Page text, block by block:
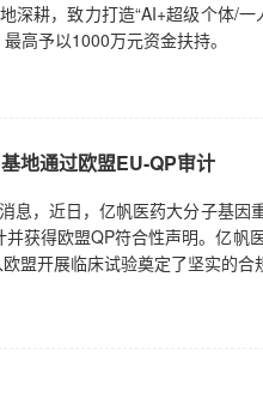
深耕，致力打造“AI+超级个体/
高予以1000万元资金扶持。
地通过欧盟EU-QP审计
息，近日，亿帆医药大分子基
获得欧盟QP符合性声明。亿
盟开展临床试验奠定了坚实的合